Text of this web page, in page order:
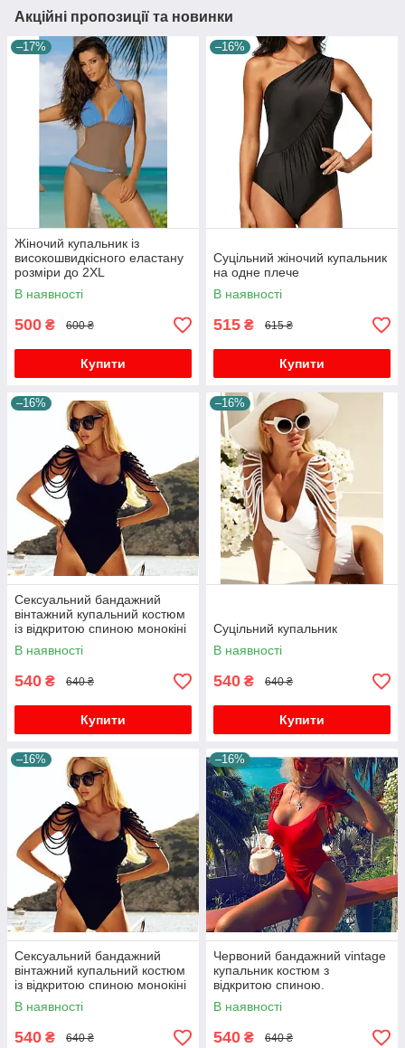
Акційні пропозиції та новинки
–17%
Жіночий купальник із
високошвидкісного еластану
розміри до 2XL
В наявності
500 ₴ 600 ₴
Купити
–16%
Суцільний жіночий купальник
на одне плече
В наявності
515 ₴ 615 ₴
Купити
–16%
Сексуальний бандажний
вінтажний купальний костюм
із відкритою спиною монокіні
боді пляжний одяг плавання
В наявності
540 ₴ 640 ₴
Купити
–16%
Суцільний купальник
В наявності
540 ₴ 640 ₴
Купити
–16%
Сексуальний бандажний
вінтажний купальний костюм
із відкритою спиною монокіні
боді пляжний одяг плавання
В наявності
540 ₴ 640 ₴
–16%
Червоний бандажний vintage
купальник костюм з
відкритою спиною.
В наявності
540 ₴ 640 ₴